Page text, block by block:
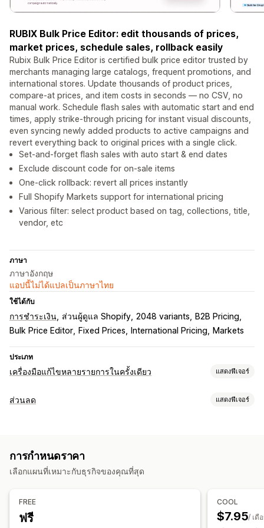
RUBIX Bulk Price Editor: edit thousands of prices,
market prices, schedule sales, rollback easily
Rubix Bulk Price Editor is certified bulk price editor trusted by
merchants managing large catalogs, frequent promotions, and
international stores. Update thousands of product prices,
compare-at prices, and item costs in seconds — no CSV, no
manual work. Schedule flash sales with automatic start and end
times, apply strike-through pricing for instant visual discounts,
even syncing newly added products to active campaigns and
revert everything back to original prices with a single click.
Set-and-forget flash sales with auto start & end dates
Exclude discount code for on-sale items
One-click rollback: revert all prices instantly
Full Shopify Markets support for international pricing
Various filter: select product based on tag, collections, title,
vendor, etc
ภาษา
ภาษาอังกฤษ
แอปนี้ไม่ได้แปลเป็นภาษาไทย
ใช้ได้กับ
การชำระเงิน ส่วนผู้ดูแล Shopify 2048 variants
B2B Pricing
Bulk Price Editor
Fixed Prices International Pricing Markets
ประเภท
เครื่องมือแก้ไขหลายรายการในครั้งเดียว แสดงฟีเจอร์
แหล่งข้อมูลที่แก้ไขได้
ย้อนกลับ
งานตามกำหนดเวลา
ส่วนลด แสดงฟีเจอร์
การจัดการส่วนลด
แคมเปญ การเรียงซ้อนส่วนลด
การกำหนดราคา
เลือกแผนที่เหมาะกับธุรกิจของคุณที่สุด
FREE
ฟรี
COOL
$7.95/ เดื